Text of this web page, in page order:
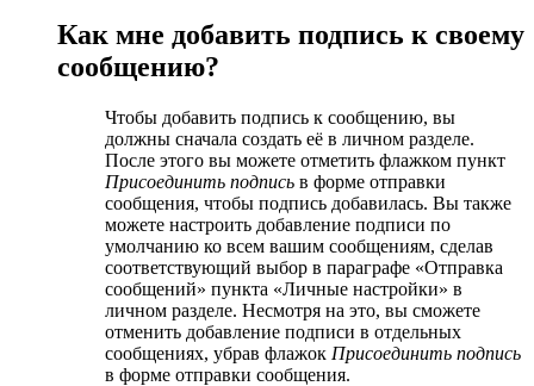
Как мне добавить подпись к своему
сообщению?
Чтобы добавить подпись к сообщению, вы
должны сначала создать её в личном разделе.
После этого вы можете отметить флажком пункт
Присоединить подпись в форме отправки
сообщения, чтобы подпись добавилась. Вы также
можете настроить добавление подписи по
умолчанию ко всем вашим сообщениям, сделав
соответствующий выбор в параграфе «Отправка
сообщений» пункта «Личные настройки» в
личном разделе. Несмотря на это, вы сможете
отменить добавление подписи в отдельных
сообщениях, убрав флажок Присоединить подпись
в форме отправки сообщения.